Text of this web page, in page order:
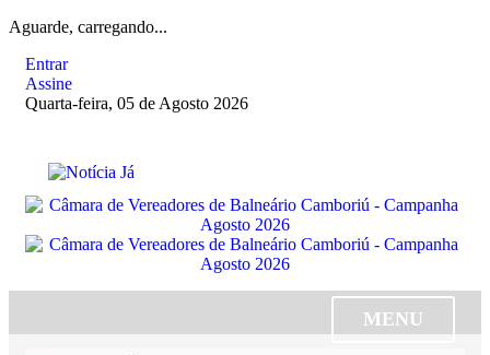
Aguarde, carregando...
Entrar
Assine
Quarta-feira, 05 de Agosto 2026
MENU